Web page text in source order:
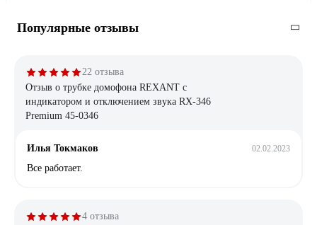
Популярные отзывы
22 отзыва
Отзыв о трубке домофона REXANT с
индикатором и отключением звука RX-346
Premium 45-0346
Илья Токмаков 02.02.2023
Все работает.
4 отзыва